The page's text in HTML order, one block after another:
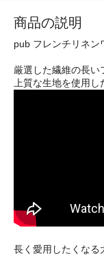
商品の説明
pub フレンチリネン
厳選した繊維の長い
上質な生地を使用し
長く愛用したくなる